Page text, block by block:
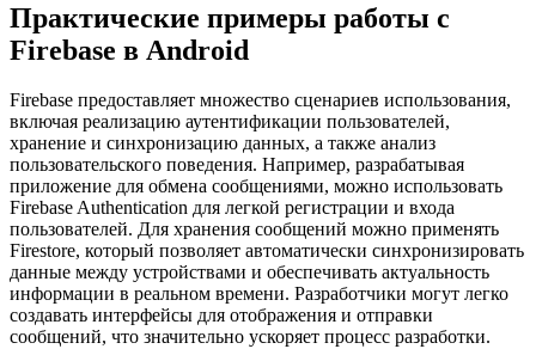
Практические примеры работы с
Firebase в Android
Firebase предоставляет множество сценариев использования,
включая реализацию аутентификации пользователей,
хранение и синхронизацию данных, а также анализ
пользовательского поведения. Например, разрабатывая
приложение для обмена сообщениями, можно использовать
Firebase Authentication для легкой регистрации и входа
пользователей. Для хранения сообщений можно применять
Firestore, который позволяет автоматически синхронизировать
данные между устройствами и обеспечивать актуальность
информации в реальном времени. Разработчики могут легко
создавать интерфейсы для отображения и отправки
сообщений, что значительно ускоряет процесс разработки.